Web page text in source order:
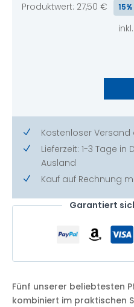
Produktwert: 27,50 €
N Kostenloser
N
Lieferzeit: 1-3 Tage
Ausland
N Kauf auf Rechnung
Garantiert
Fünf unserer beliebtesten
kombiniert im praktischen